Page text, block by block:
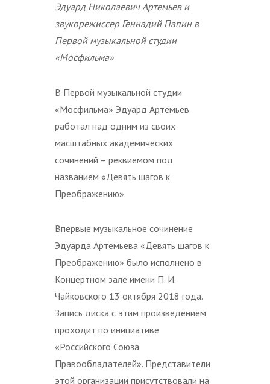
Эдуард Николаевич Артемьев и
звукорежиссер Геннадий Папин в
Первой музыкальной студии
«Мосфильма»
В Первой музыкальной студии
«Мосфильма» Эдуард Артемьев
работал над одним из своих
масштабных академических
сочинений – реквиемом под
названием «Девять шагов к
Преображению».
Впервые музыкальное сочинение
Эдуарда Артемьева «Девять шагов к
Преображению» было исполнено в
Концертном зале имени П. И.
Чайковского 13 октября 2018 года.
Запись диска с этим произведением
проходит по инициативе
«Российского Союза
Правообладателей». Представители
этой организации присутствовали на